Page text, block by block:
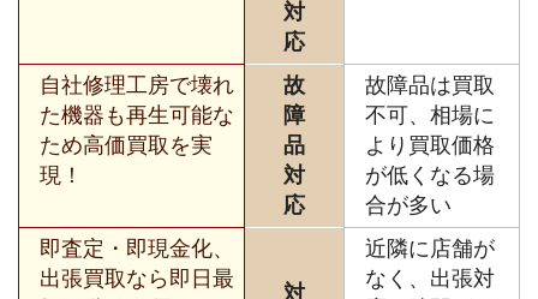
対
応
自社修理工房で壊れ
た機器も再生可能な
ため高価買取を実
現！
故
障
品
対
応
故障品は買取
不可、相場に
より買取価格
が低くなる場
合が多い
即査定・即現金化、
出張買取なら即日最
対
近隣に店舗が
なく、出張対